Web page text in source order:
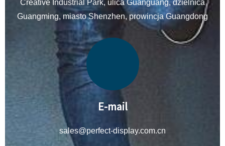
Creative Industrial Park, ulica Guanguang, dzielnica
Guangming, miasto Shenzhen, prowincja Guangdong
E-mail
sales@perfect-display.com.cn